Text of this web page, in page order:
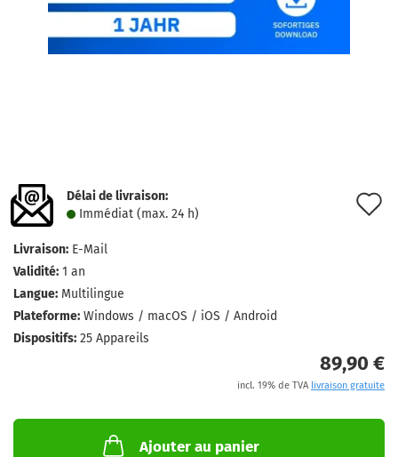
Délai de livraison:
Immédiat (max. 24 h)
Livraison: E-Mail
Validité: 1 an
Langue: Multilingue
Plateforme: Windows / macOS / iOS / Android
Dispositifs: 25 Appareils
89,90 €
incl. 19% de TVA livraison gratuite
Ajouter au panier